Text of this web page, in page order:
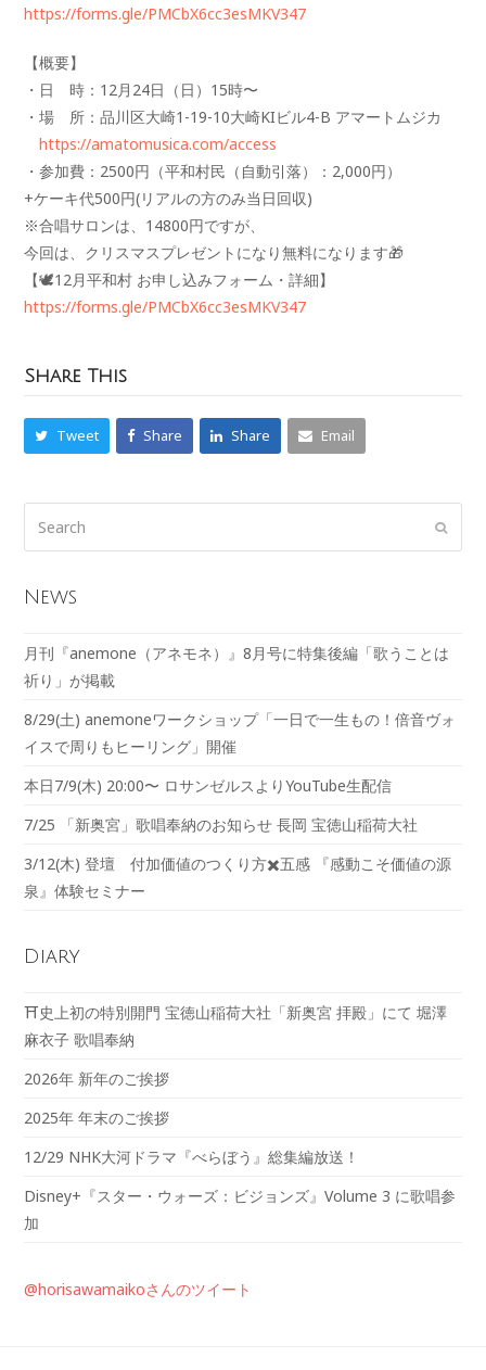
https://forms.gle/PMCbX6cc3esMKV347
【概要】
・日 時：12月24日（日）15時〜
・場 所：品川区大崎1-19-10大崎KIビル4-B アマートムジカ
https://amatomusica.com/access
・参加費：2500円（平和村民（自動引落）：2,000円）
+ケーキ代500円(リアルの方のみ当日回収)
※合唱サロンは、14800円ですが、
今回は、クリスマスプレゼントになり無料になります🎁
【🕊12月平和村 お申し込みフォーム・詳細】
https://forms.gle/PMCbX6cc3esMKV347
Share This
Tweet Share Share Email
News
月刊『anemone（アネモネ）』8月号に特集後編「歌うことは
祈り」が掲載
8/29(土) anemoneワークショップ「一日で一生もの！倍音ヴォ
イスで周りもヒーリング」開催
本日7/9(木) 20:00〜 ロサンゼルスよりYouTube生配信
7/25 「新奥宮」歌唱奉納のお知らせ 長岡 宝徳山稲荷大社
3/12(木) 登壇 付加価値のつくり方✖️五感 『感動こそ価値の源
泉』体験セミナー
Diary
⛩️史上初の特別開門 宝徳山稲荷大社「新奥宮 拝殿」にて 堀澤
麻衣子 歌唱奉納
2026年 新年のご挨拶
2025年 年末のご挨拶
12/29 NHK大河ドラマ『べらぼう』総集編放送！
Disney+『スター・ウォーズ：ビジョンズ』Volume 3 に歌唱参
加
@horisawamaikoさんのツイート